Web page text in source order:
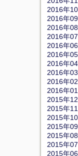
2016年
2016年
2016年
2016年
2016年
2016年
2016年
2016年
2016年
2016年
2015年
2015年
2015年
2015年
2015年
2015年
2015年